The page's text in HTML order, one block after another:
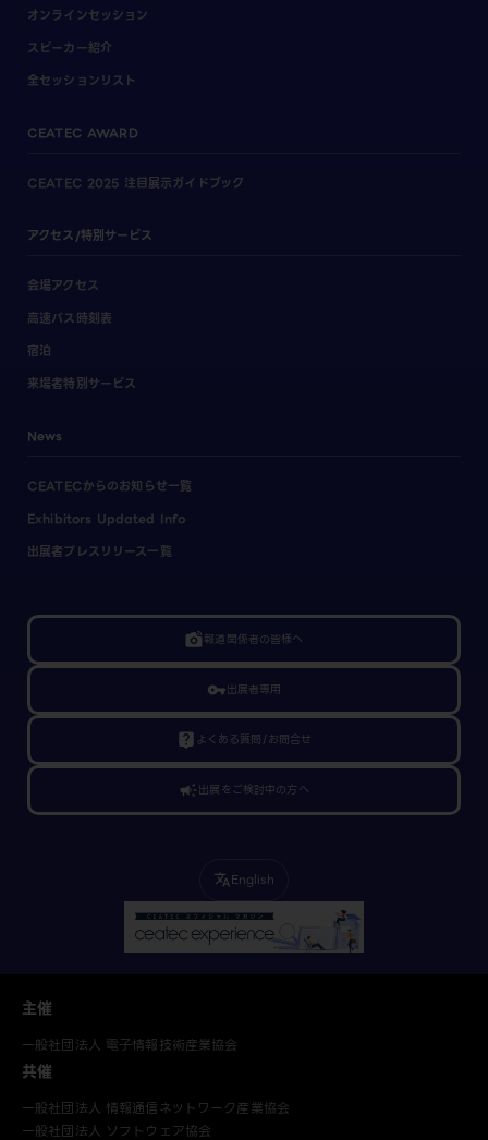
オンラインセッション
スピーカー紹介
全セッションリスト
CEATEC AWARD
CEATEC 2025 注目展示ガイドブック
アクセス/特別サービス
会場アクセス
高速バス時刻表
宿泊
来場者特別サービス
News
CEATECからのお知らせ一覧
Exhibitors Updated Info
出展者プレスリリース一覧
linked_camera報道関係者の皆様へ
vpn_key出展者専用
live_help よくある質問/お問合せ
campaign出展をご検討中の方へ
translateEnglish
主催
一般社団法人 電子情報技術産業協会
共催
一般社団法人 情報通信ネットワーク産業協会
一般社団法人 ソフトウェア協会